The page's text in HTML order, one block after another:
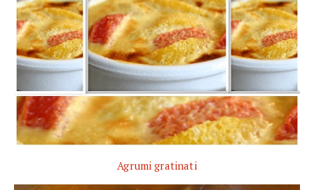
Agrumi gratinati